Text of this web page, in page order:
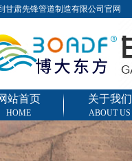
甘肃先锋管道制造有限公司官网
站首页
HOME
关于我们
ABOUT US